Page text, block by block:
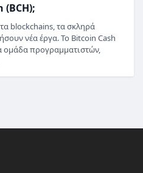
(BCH);
blockchains, τα σκληρά
νέα έργα. Το Bitcoin Cash
ομάδα προγραμματιστών,